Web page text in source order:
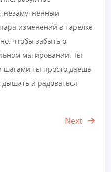
незамутненный
изменений в тарелке
чтобы забыть о
матировании. Ты
шагами ты просто даешь
дышать и радоваться
Next